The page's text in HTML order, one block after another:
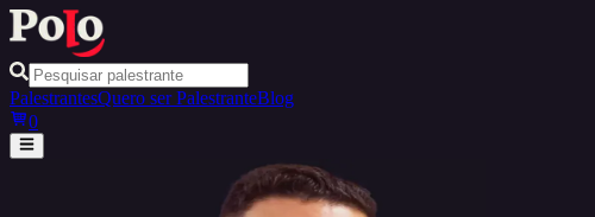
PalestrantesQuero ser PalestranteBlog
0